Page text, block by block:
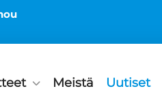
Meistä Uutiset